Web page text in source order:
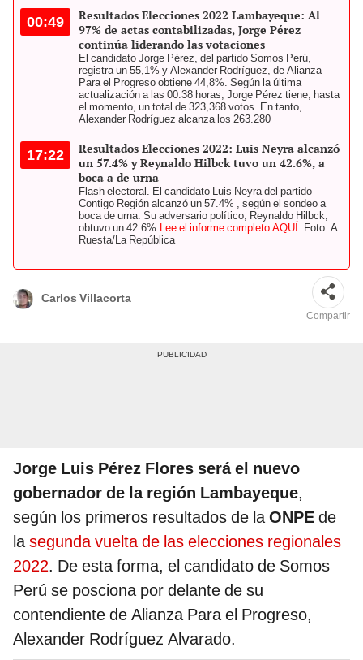
00:49
Resultados Elecciones 2022 Lambayeque: Al
97% de actas contabilizadas, Jorge Pérez
continúa liderando las votaciones
El candidato Jorge Pérez, del partido Somos Perú,
registra un 55,1% y Alexander Rodríguez, de Alianza
Para el Progreso obtiene 44,8%. Según la última
actualización a las 00:38 horas, Jorge Pérez tiene, hasta
el momento, un total de 323,368 votos. En tanto,
Alexander Rodríguez alcanza los 263.280
17:22
Resultados Elecciones 2022: Luis Neyra alcanzó
un 57.4% y Reynaldo Hilbck tuvo un 42.6%, a
boca a de urna
Flash electoral. El candidato Luis Neyra del partido
Contigo Región alcanzó un 57.4% , según el sondeo a
boca de urna. Su adversario político, Reynaldo Hilbck,
obtuvo un 42.6%. Lee el informe completo AQUÍ. Foto: A.
Ruesta/La República
Carlos Villacorta
Compartir
Jorge Luis Pérez Flores será el nuevo
gobernador de la región Lambayeque,
según los primeros resultados de la ONPE de
la segunda vuelta de las elecciones regionales
2022. De esta forma, el candidato de Somos
Perú se posciona por delante de su
contendiente de Alianza Para el Progreso,
Alexander Rodríguez Alvarado.